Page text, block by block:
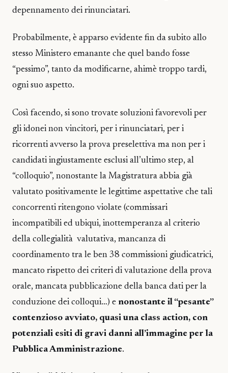
depennamento dei rinunciatari.
Probabilmente, è apparso evidente fin da subito allo
stesso Ministero emanante che quel bando fosse
“pessimo”, tanto da modificarne, ahimè troppo tardi,
ogni suo aspetto.
Così facendo, si sono trovate soluzioni favorevoli per
gli idonei non vincitori, per i rinunciatari, per i
ricorrenti avverso la prova preselettiva ma non per i
candidati ingiustamente esclusi all’ultimo step, al
“colloquio”, nonostante la Magistratura abbia già
valutato positivamente le legittime aspettative che tali
concorrenti ritengono violate (commissari
incompatibili ed ubiqui, inottemperanza al criterio
della collegialità valutativa, mancanza di
coordinamento tra le ben 38 commissioni giudicatrici,
mancato rispetto dei criteri di valutazione della prova
orale, mancata pubblicazione della banca dati per la
conduzione dei colloqui…) e nonostante il “pesante”
contenzioso avviato, quasi una class action, con
potenziali esiti di gravi danni all’immagine per la
Pubblica Amministrazione.